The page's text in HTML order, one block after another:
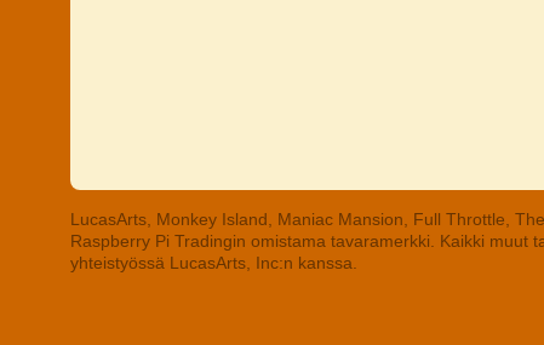
LucasArts, Monkey Island, Maniac Mansion, Full Throttle,
Raspberry Pi Tradingin omistama tavaramerkki. Kaikki muut
yhteistyössä LucasArts, Inc:n kanssa.